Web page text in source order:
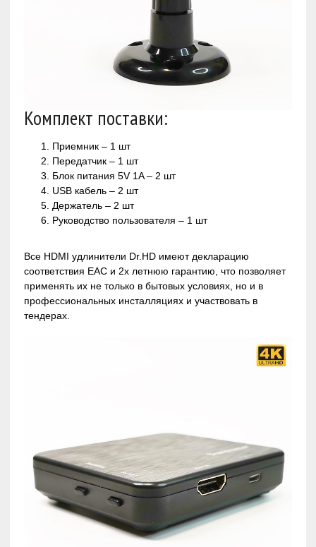
Комплект поставки:
Приемник – 1 шт
Передатчик – 1 шт
Блок питания 5V 1A – 2 шт
USB кабель – 2 шт
Держатель – 2 шт
Руководство пользователя – 1 шт
Все HDMI удлинители Dr.HD имеют декларацию
соответствия EAC и 2х летнюю гарантию, что позволяет
применять их не только в бытовых условиях, но и в
профессиональных инсталляциях и участвовать в
тендерах.